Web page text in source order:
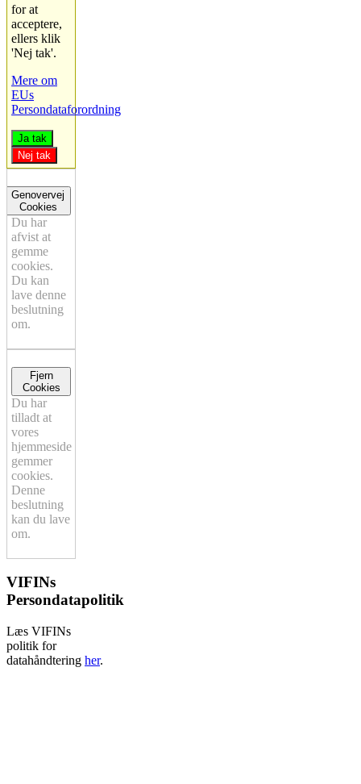
for at
acceptere,
ellers klik
'Nej tak'.
Mere om
EUs
Persondataforordning
Ja tak
Nej tak
Genovervej
Cookies
Du har
afvist at
gemme
cookies.
Du kan
lave denne
beslutning
om.
Fjern
Cookies
Du har
tilladt at
vores
hjemmeside
gemmer
cookies.
Denne
beslutning
kan du lave
om.
VIFINs
Persondatapolitik
Læs VIFINs
politik for
datahåndtering her.